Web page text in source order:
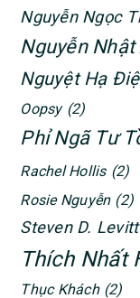
Nguyễn Ngọc
Nguyễn Nhật
Nguyệt Hạ
Oopsy (2)
Phỉ Ngã Tư
Rachel Hollis (2)
Rosie Nguyễn (2)
Steven D. Levitt
Thích Nhất
Thục Khách (2)